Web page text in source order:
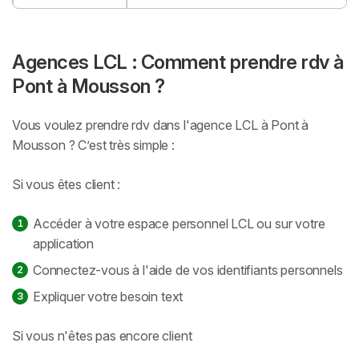
Agences LCL : Comment prendre rdv à
Pont à Mousson ?
Vous voulez prendre rdv dans l'agence LCL à Pont à
Mousson ? C’est très simple :
Si vous êtes client :
Accéder à votre espace personnel LCL ou sur votre
application
Connectez-vous à l'aide de vos identifiants personnels
Expliquer votre besoin text
Si vous n'êtes pas encore client